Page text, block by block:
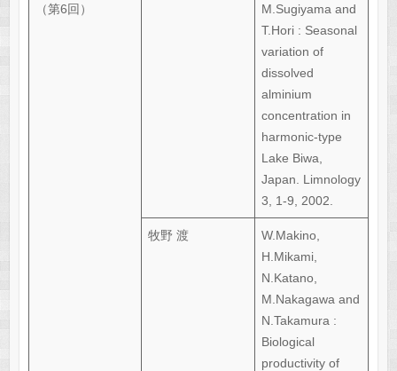
（第6回）
M.Sugiyama and
T.Hori : Seasonal
variation of
dissolved
alminium
concentration in
harmonic-type
Lake Biwa,
Japan. Limnology
3, 1-9, 2002.
牧野 渡
W.Makino,
H.Mikami,
N.Katano,
M.Nakagawa and
N.Takamura :
Biological
productivity of